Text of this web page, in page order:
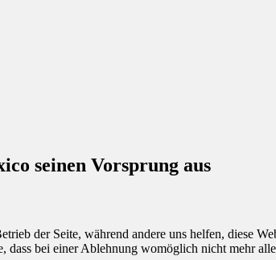
seinen Vorsprung aus
der Seite, während andere uns helfen, diese
dass bei einer Ablehnung womöglich nicht mehr